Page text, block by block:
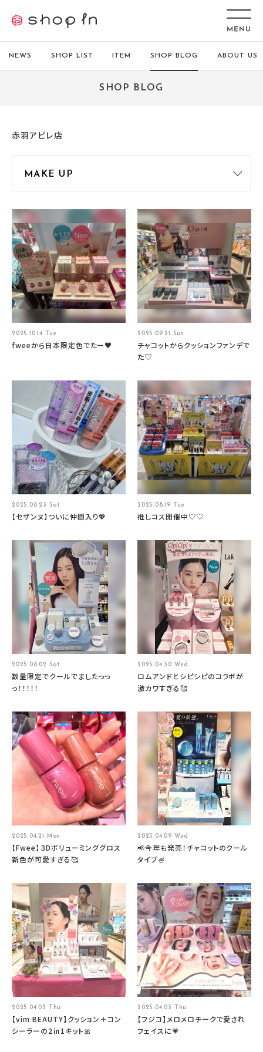
NEWS SHOP LIST ITEM SHOP BLOG ABOUT US
SHOP BLOG
赤羽アピレ店
2025.10.14 Tue
fweeから日本限定色でたー♥
2025.09.21 Sun
チャコットからクッションファンデで
た♡
2025.08.23 Sat
【セザンヌ】ついに仲間入り💖
2025.08.19 Tue
推しコス開催中♡♡
2025.08.02 Sat
数量限定でクールでましたっっ
っ！！！！！
2025.04.30 Wed
ロムアンドとシピシピのコラボが
激カワすぎる🥰
2025.04.21 Mon
【Fwee】３Dボリューミンググロス
新色が可愛すぎる🥰
2025.04.09 Wed
📢今年も発売！チャコットのクール
タイプ🍧
2025.04.03 Thu
【vim BEAUTY】クッション＋コン
シーラーの2㏌1キット🎀
2025.04.03 Thu
【フジコ】メロメロチークで愛され
フェイスに💗